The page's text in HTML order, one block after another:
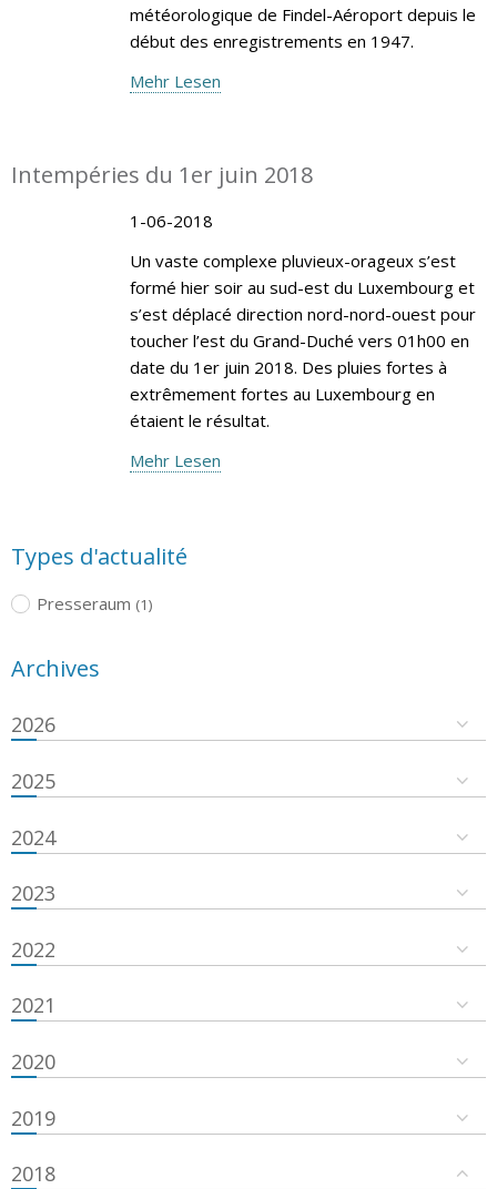
météorologique de Findel-Aéroport depuis le
début des enregistrements en 1947.
Mehr Lesen
Intempéries du 1er juin 2018
1-06-2018
Un vaste complexe pluvieux-orageux s’est
formé hier soir au sud-est du Luxembourg et
s’est déplacé direction nord-nord-ouest pour
toucher l’est du Grand-Duché vers 01h00 en
date du 1er juin 2018. Des pluies fortes à
extrêmement fortes au Luxembourg en
étaient le résultat.
Mehr Lesen
Types d'actualité
Presseraum (1)
Archives
2026
2025
2024
2023
2022
2021
2020
2019
2018